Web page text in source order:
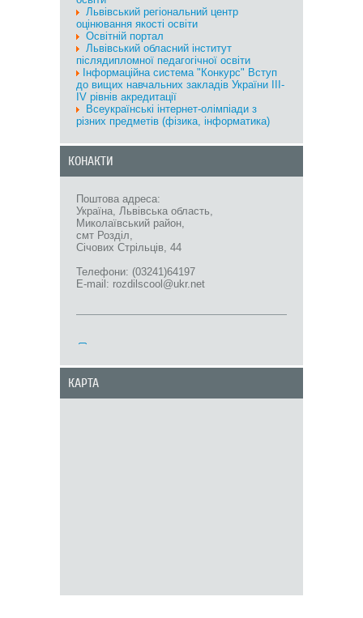
Львівський регіональний центр
оцінювання якості освіти
Освітній портал
Львівський обласний інститут
післядипломної педагогічної освіти
Інформаційна система "Конкурс" Вступ
до вищих навчальних закладів України III-
IV рівнів акредитації
Всеукраїнські інтернет-олімпіади з
різних предметів (фізика, інформатика)
КОНАКТИ
Поштова адреса:
Україна, Львівська область,
Миколаївський район,
смт Розділ,
Січових Стрільців, 44
Телефони: (03241)64197
E-mail: rozdilscool@ukr.net
КАРТА